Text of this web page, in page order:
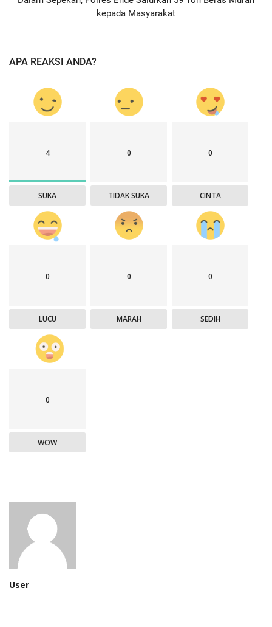
kepada Masyarakat
APA REAKSI ANDA?
4
SUKA
0
TIDAK SUKA
0
CINTA
0
LUCU
0
MARAH
0
SEDIH
0
WOW
User